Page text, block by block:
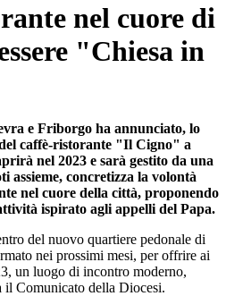
nel cuore di
"Chiesa in
e Friborgo ha annunciato, lo
caffè-ristorante "Il Cigno" a
nel 2023 e sarà gestito da una
assieme, concretizza la volontà
nel cuore della città, proponendo
ispirato agli appelli del Papa.
del nuovo quartiere pedonale di
nei prossimi mesi, per offrire ai
un luogo di incontro moderno,
Comunicato della Diocesi.